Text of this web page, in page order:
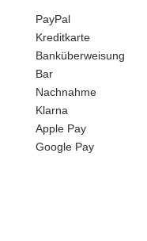
PayPal
Kreditkarte
Banküberweisung
Bar
Nachnahme
Klarna
Apple Pay
Google Pay